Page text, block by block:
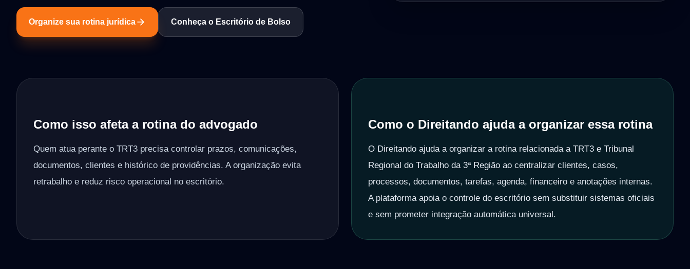
Organize sua rotina jurídica Conheça o Escritório de Bolso
Como isso afeta a rotina do advogado
Quem atua perante o TRT3 precisa controlar prazos, comunicações,
documentos, clientes e histórico de providências. A organização evita
retrabalho e reduz risco operacional no escritório.
Como o Direitando ajuda a organizar essa rotina
O Direitando ajuda a organizar a rotina relacionada a TRT3 e Tribunal
Regional do Trabalho da 3ª Região ao centralizar clientes, casos,
processos, documentos, tarefas, agenda, financeiro e anotações internas.
A plataforma apoia o controle do escritório sem substituir sistemas oficiais
e sem prometer integração automática universal.